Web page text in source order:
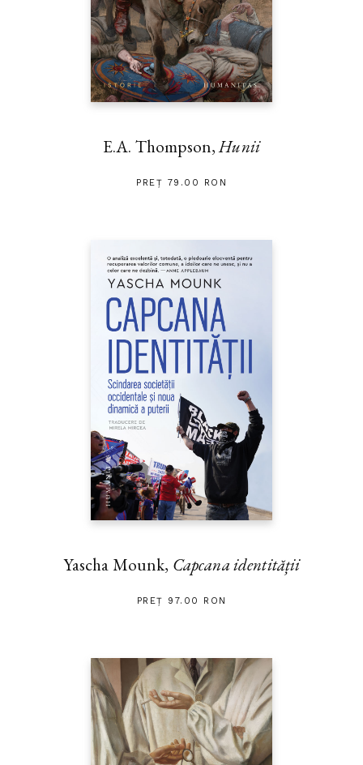
E.A. Thompson,Hunii
PREȚ 79.00 RON
Yascha Mounk, Capcana identității
PREȚ 97.00 RON